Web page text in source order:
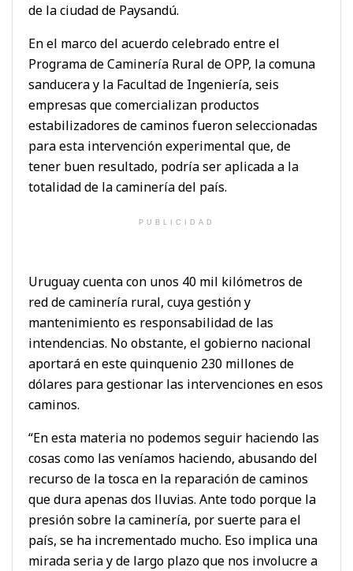
de la ciudad de Paysandú.
En el marco del acuerdo celebrado entre el
Programa de Caminería Rural de OPP, la comuna
sanducera y la Facultad de Ingeniería, seis
empresas que comercializan productos
estabilizadores de caminos fueron seleccionadas
para esta intervención experimental que, de
tener buen resultado, podría ser aplicada a la
totalidad de la caminería del país.
PUBLICIDAD
Uruguay cuenta con unos 40 mil kilómetros de
red de caminería rural, cuya gestión y
mantenimiento es responsabilidad de las
intendencias. No obstante, el gobierno nacional
aportará en este quinquenio 230 millones de
dólares para gestionar las intervenciones en esos
caminos.
“En esta materia no podemos seguir haciendo las
cosas como las veníamos haciendo, abusando del
recurso de la tosca en la reparación de caminos
que dura apenas dos lluvias. Ante todo porque la
presión sobre la caminería, por suerte para el
país, se ha incrementado mucho. Eso implica una
mirada seria y de largo plazo que nos involucre a